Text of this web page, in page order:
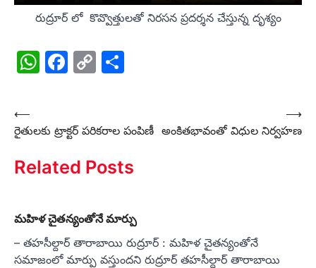
రుద్రూర్ లో కొవ్వొత్తులతో నిరసన ప్రదర్శన చేస్తున్న దృశ్యం
WhatsApp
Facebook
Copy
Post
navigation
⟵
రైతులకు ట్రాక్టర్ పరికరాల పంపిణీ అంకితభావంతో విధుల నిర్వహణ
⟶
Related Posts
మహిళ చైతన్యంతోనే మార్పు
– తహసీల్దార్ తారాబాయి రుద్రూర్ : మహిళ చైతన్యంతోనే
సమాజంలో మార్పు వస్తుందని రుద్రూర్ తహసీల్దార్ తారాబాయి